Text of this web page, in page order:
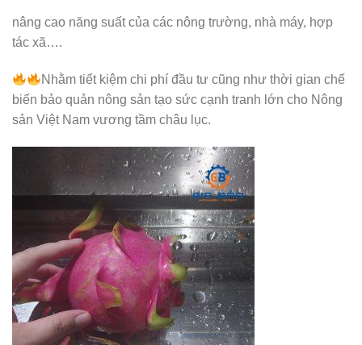
nâng cao năng suất của các nông trường, nhà máy, hợp
tác xã….
Nhằm tiết kiệm chi phí đầu tư cũng như thời gian chế
biến bảo quản nông sản tạo sức cạnh tranh lớn cho Nông
sản Việt Nam vương tầm châu lục.